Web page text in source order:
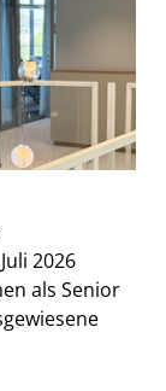
2026
als Senior